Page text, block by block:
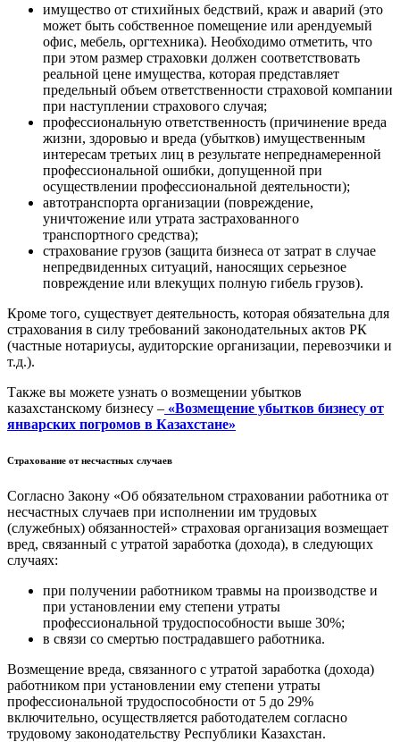
имущество от стихийных бедствий, краж и аварий (это
может быть собственное помещение или арендуемый
офис, мебель, оргтехника). Необходимо отметить, что
при этом размер страховки должен соответствовать
реальной цене имущества, которая представляет
предельный объем ответственности страховой компании
при наступлении страхового случая;
профессиональную ответственность (причинение вреда
жизни, здоровью и вреда (убытков) имущественным
интересам третьих лиц в результате непреднамеренной
профессиональной ошибки, допущенной при
осуществлении профессиональной деятельности);
автотранспорта организации (повреждение,
уничтожение или утрата застрахованного
транспортного средства);
страхование грузов (защита бизнеса от затрат в случае
непредвиденных ситуаций, наносящих серьезное
повреждение или влекущих полную гибель грузов).
Кроме того, существует деятельность, которая обязательна для
страхования в силу требований законодательных актов РК
(частные нотариусы, аудиторские организации, перевозчики и
т.д.).
Также вы можете узнать о возмещении убытков
казахстанскому бизнесу – «Возмещение убытков бизнесу от
январских погромов в Казахстане»
Страхование от несчастных случаев
Согласно Закону «Об обязательном страховании работника от
несчастных случаев при исполнении им трудовых
(служебных) обязанностей» страховая организация возмещает
вред, связанный с утратой заработка (дохода), в следующих
случаях:
при получении работником травмы на производстве и
при установлении ему степени утраты
профессиональной трудоспособности выше 30%;
в связи со смертью пострадавшего работника.
Возмещение вреда, связанного с утратой заработка (дохода)
работником при установлении ему степени утраты
профессиональной трудоспособности от 5 до 29%
включительно, осуществляется работодателем согласно
трудовому законодательству Республики Казахстан.